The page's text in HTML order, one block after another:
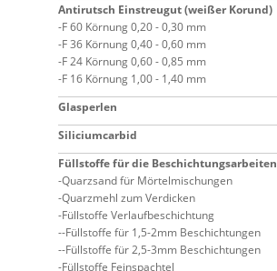
Antirutsch Einstreugut (weißer Korund)
F 60 Körnung 0,20 - 0,30 mm
F 36 Körnung 0,40 - 0,60 mm
F 24 Körnung 0,60 - 0,85 mm
F 16 Körnung 1,00 - 1,40 mm
Glasperlen
Siliciumcarbid
Füllstoffe für die Beschichtungsarbeiten
Quarzsand für Mörtelmischungen
Quarzmehl zum Verdicken
Füllstoffe Verlaufbeschichtung
Füllstoffe für 1,5-2mm Beschichtungen
Füllstoffe für 2,5-3mm Beschichtungen
Füllstoffe Feinspachtel